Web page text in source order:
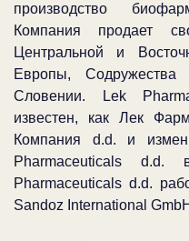
производство
Компания продает
Центральной и
Европы, Содружества
Словении. Lek
известен, как Лек
Компания d.d. и
Pharmaceuticals
Pharmaceuticals d.d.
Sandoz International